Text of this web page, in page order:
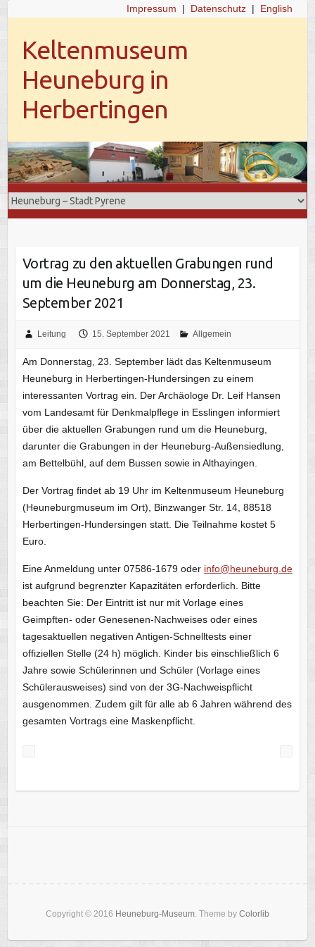
Impressum | Datenschutz| English
Keltenmuseum
Heuneburg in
Herbertingen
Vortrag zu den aktuellen Grabungen rund
um die Heuneburg am Donnerstag, 23.
September 2021
Leitung 15. September 2021 Allgemein
Am Donnerstag, 23. September lädt das Keltenmuseum
Heuneburg in Herbertingen-Hundersingen zu einem
interessanten Vortrag ein. Der Archäologe Dr. Leif Hansen
vom Landesamt für Denkmalpflege in Esslingen informiert
über die aktuellen Grabungen rund um die Heuneburg,
darunter die Grabungen in der Heuneburg-Außensiedlung,
am Bettelbühl, auf dem Bussen sowie in Althayingen.
Der Vortrag findet ab 19 Uhr im Keltenmuseum Heuneburg
(Heuneburgmuseum im Ort), Binzwanger Str. 14, 88518
Herbertingen-Hundersingen statt. Die Teilnahme kostet 5
Euro.
Eine Anmeldung unter 07586-1679 oder info@heuneburg.de
ist aufgrund begrenzter Kapazitäten erforderlich. Bitte
beachten Sie: Der Eintritt ist nur mit Vorlage eines
Geimpften- oder Genesenen-Nachweises oder eines
tagesaktuellen negativen Antigen-Schnelltests einer
offiziellen Stelle (24 h) möglich. Kinder bis einschließlich 6
Jahre sowie Schülerinnen und Schüler (Vorlage eines
Schülerausweises) sind von der 3G-Nachweispflicht
ausgenommen. Zudem gilt für alle ab 6 Jahren während des
gesamten Vortrags eine Maskenpflicht.
Copyright © 2016 Heuneburg-Museum . Theme by Colorlib